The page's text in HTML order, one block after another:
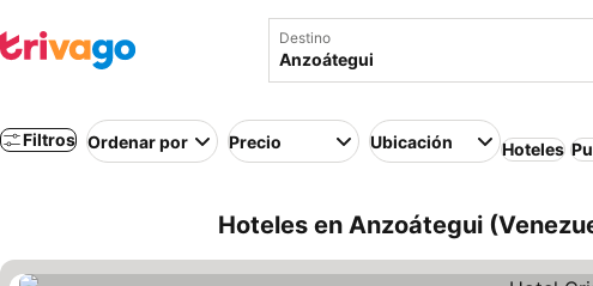
Destino
Filtros Ordenar por Precio Ubicación Hoteles
Hoteles en Anzoátegui